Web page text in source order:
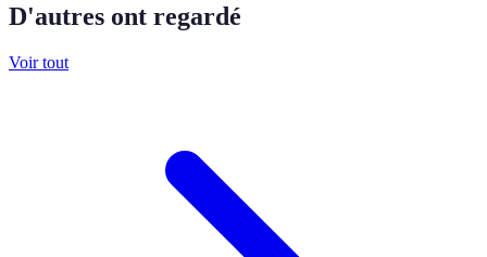
D'autres ont regardé
Voir tout